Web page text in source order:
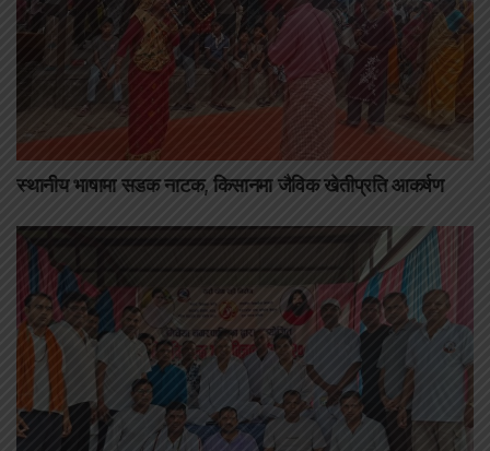
स्थानीय भाषामा सडक नाटक, किसानमा जैविक खेतीप्रति आकर्षण